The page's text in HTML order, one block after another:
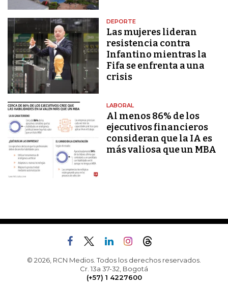
DEPORTE
Las mujeres lideran
resistencia contra
Infantino mientras la
Fifa se enfrenta a una
crisis
LABORAL
Al menos 86% de los
ejecutivos financieros
consideran que la IA es
más valiosa que un MBA
© 2026, RCN Medios. Todos los derechos reservados.
Cr. 13a 37-32, Bogotá
(+57) 1 4227600